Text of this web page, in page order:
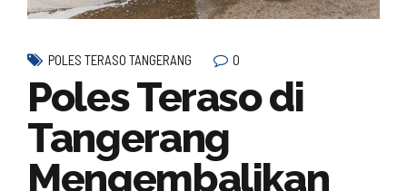
POLES TERASO TANGERANG 0
Poles Teraso di
Tangerang
Mengembalikan